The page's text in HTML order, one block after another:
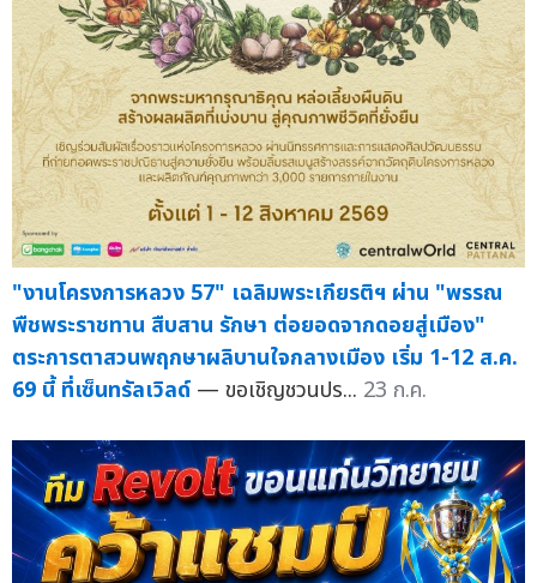
"งานโครงการหลวง 57" เฉลิมพระเกียรติฯ ผ่าน "พรรณ
พืชพระราชทาน สืบสาน รักษา ต่อยอดจากดอยสู่เมือง"
ตระการตาสวนพฤกษาผลิบานใจกลางเมือง เริ่ม 1-12 ส.ค.
69 นี้ ที่เซ็นทรัลเวิลด์ — ขอเชิญชวนปร... 23 ก.ค.